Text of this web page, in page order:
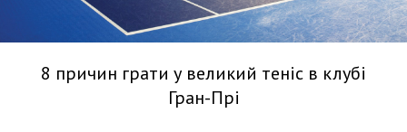
8 причин грати у великий теніс в клубі
Гран-Прі